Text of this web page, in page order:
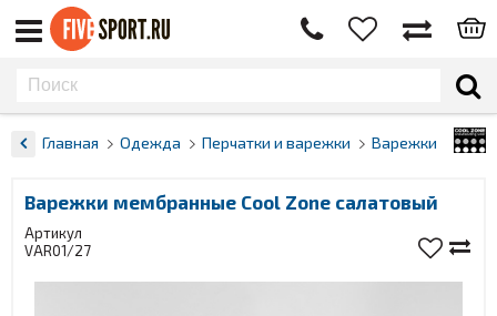
Главная Одежда Перчатки и варежки Варежки
Варежки мембранные Cool Zone салатовый
Артикул
VAR01/27